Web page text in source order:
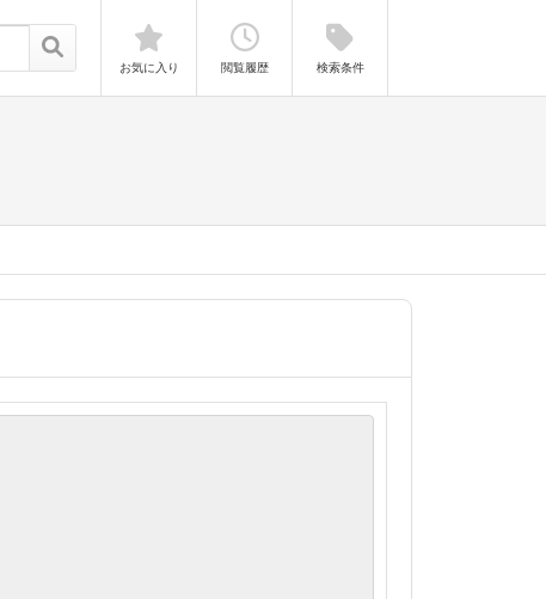
お気に入り 閲覧履歴 検索条件